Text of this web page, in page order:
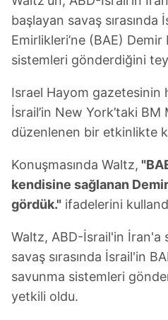
başlayan savaş sırasında
Emirlikleri’ne (BAE)
sistemleri gönderdiğini
Israel Hayom gazetesinin
İsrail’in New York’taki
düzenlenen bir etkinlikte
Konuşmasında Waltz,
kendisine sağlanan
gördük." ifadelerini
Waltz, ABD-İsrail'in İran'a
savaş sırasında İsrail'in
savunma sistemleri
yetkili oldu.